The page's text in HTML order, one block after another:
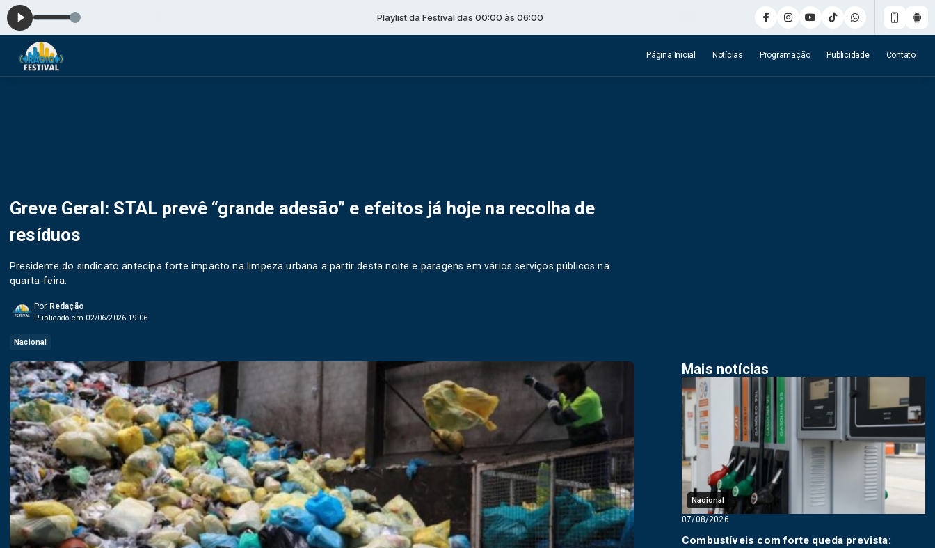
Playlist da Festival das 00:00 às 06:00
Página Inicial Notícias Programação Publicidade Contato
Greve Geral: STAL prevê “grande adesão” e efeitos já hoje na recolha de
resíduos
Presidente do sindicato antecipa forte impacto na limpeza urbana a partir desta noite e paragens em vários serviços públicos na
quarta-feira.
Por Redação
Publicado em 02/06/2026 19:06
Nacional
Mais notícias
Nacional
07/08/2026
Combustíveis com forte queda prevista: